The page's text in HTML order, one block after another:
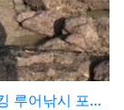
인트 및 채비정…